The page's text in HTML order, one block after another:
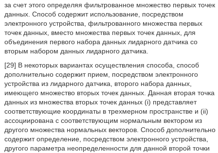
за счет этого определяя фильтрованное множество первых точек
данных. Способ содержит использование, посредством
электронного устройства, фильтрованного множества первых
точек данных, вместо множества первых точек данных, для
объединения первого набора данных лидарного датчика со
вторым набором данных лидарного датчика.
[29] В некоторых вариантах осуществления способа, способ
дополнительно содержит прием, посредством электронного
устройства из лидарного датчика, второго набора данных,
имеющего множество вторых точек данных. Данная вторая точка
данных из множества вторых точек данных (i) представляет
соответствующие координаты в трехмерном пространстве и (ii)
ассоциирована с соответствующим нормальным вектором из
другого множества нормальных векторов. Способ дополнительно
содержит определение, посредством электронного устройства,
другого параметра неопределенности для данной второй точки